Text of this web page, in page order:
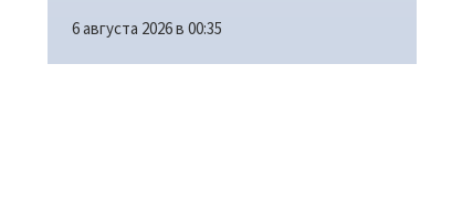
6 августа 2026 в 00:35